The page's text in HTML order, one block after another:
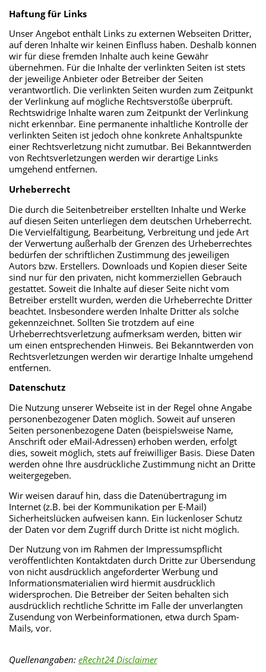
Haftung für Links
Unser Angebot enthält Links zu externen Webseiten Dritter,
auf deren Inhalte wir keinen Einfluss haben. Deshalb können
wir für diese fremden Inhalte auch keine Gewähr
übernehmen. Für die Inhalte der verlinkten Seiten ist stets
der jeweilige Anbieter oder Betreiber der Seiten
verantwortlich. Die verlinkten Seiten wurden zum Zeitpunkt
der Verlinkung auf mögliche Rechtsverstöße überprüft.
Rechtswidrige Inhalte waren zum Zeitpunkt der Verlinkung
nicht erkennbar. Eine permanente inhaltliche Kontrolle der
verlinkten Seiten ist jedoch ohne konkrete Anhaltspunkte
einer Rechtsverletzung nicht zumutbar. Bei Bekanntwerden
von Rechtsverletzungen werden wir derartige Links
umgehend entfernen.
Urheberrecht
Die durch die Seitenbetreiber erstellten Inhalte und Werke
auf diesen Seiten unterliegen dem deutschen Urheberrecht.
Die Vervielfältigung, Bearbeitung, Verbreitung und jede Art
der Verwertung außerhalb der Grenzen des Urheberrechtes
bedürfen der schriftlichen Zustimmung des jeweiligen
Autors bzw. Erstellers. Downloads und Kopien dieser Seite
sind nur für den privaten, nicht kommerziellen Gebrauch
gestattet. Soweit die Inhalte auf dieser Seite nicht vom
Betreiber erstellt wurden, werden die Urheberrechte Dritter
beachtet. Insbesondere werden Inhalte Dritter als solche
gekennzeichnet. Sollten Sie trotzdem auf eine
Urheberrechtsverletzung aufmerksam werden, bitten wir
um einen entsprechenden Hinweis. Bei Bekanntwerden von
Rechtsverletzungen werden wir derartige Inhalte umgehend
entfernen.
Datenschutz
Die Nutzung unserer Webseite ist in der Regel ohne Angabe
personenbezogener Daten möglich. Soweit auf unseren
Seiten personenbezogene Daten (beispielsweise Name,
Anschrift oder eMail-Adressen) erhoben werden, erfolgt
dies, soweit möglich, stets auf freiwilliger Basis. Diese Daten
werden ohne Ihre ausdrückliche Zustimmung nicht an Dritte
weitergegeben.
Wir weisen darauf hin, dass die Datenübertragung im
Internet (z.B. bei der Kommunikation per E-Mail)
Sicherheitslücken aufweisen kann. Ein lückenloser Schutz
der Daten vor dem Zugriff durch Dritte ist nicht möglich.
Der Nutzung von im Rahmen der Impressumspflicht
veröffentlichten Kontaktdaten durch Dritte zur Übersendung
von nicht ausdrücklich angeforderter Werbung und
Informationsmaterialien wird hiermit ausdrücklich
widersprochen. Die Betreiber der Seiten behalten sich
ausdrücklich rechtliche Schritte im Falle der unverlangten
Zusendung von Werbeinformationen, etwa durch Spam-
Mails, vor.
Quellenangaben: eRecht24 Disclaimer